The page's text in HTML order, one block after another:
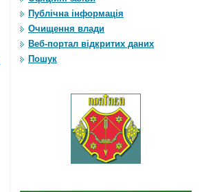
Публічна інформація
Очищення влади
Веб-портал відкритих даних
Пошук